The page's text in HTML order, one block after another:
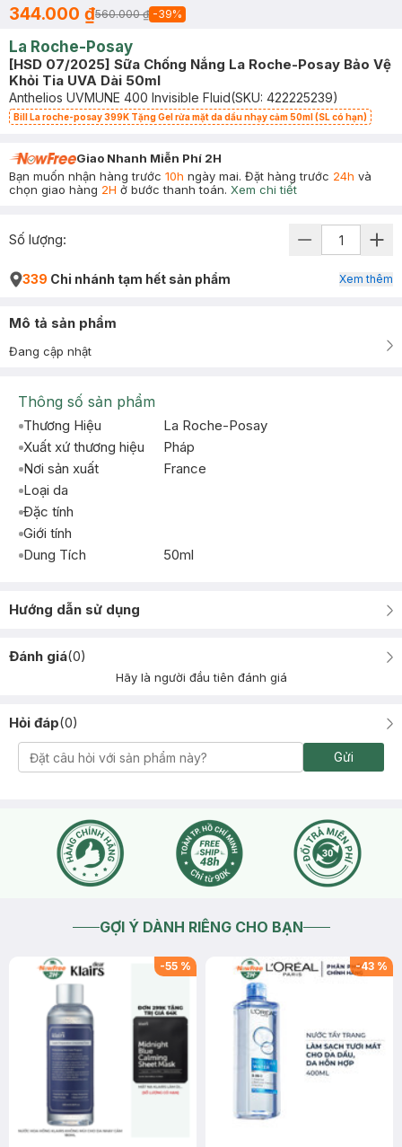
344.000 ₫560.000 ₫ -39%
La Roche-Posay
[HSD 07/2025] Sữa Chống Nắng La Roche-Posay Bảo Vệ
Khỏi Tia UVA Dài 50ml
Anthelios UVMUNE 400 Invisible Fluid(SKU: 422225239)
Bill La roche-posay 399K Tặng Gel rửa mặt da dầu nhạy cảm 50ml (SL có hạn)
Giao Nhanh Miễn Phí 2H
Bạn muốn nhận hàng trước 10h ngày mai. Đặt hàng trước 24h và
chọn giao hàng 2H ở bước thanh toán. Xem chi tiết
Số lượng:
339 Chi nhánh tạm hết sản phẩm Xem thêm
Mô tả sản phẩm
Đang cập nhật
Thông số sản phẩm
Thương Hiệu
La Roche-Posay
Xuất xứ thương hiệu
Pháp
Nơi sản xuất
France
Loại da
Đặc tính
Giới tính
Dung Tích
50ml
Hướng dẫn sử dụng
Đánh giá(0)
Hãy là người đầu tiên đánh giá
Hỏi đáp(0)
Gửi
GỢI Ý DÀNH RIÊNG CHO BẠN
-55 % -43 %